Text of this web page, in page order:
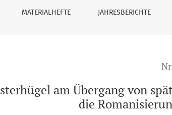
MATERIALHEFTE JAHRESBERICHTE
am Übergang von
die